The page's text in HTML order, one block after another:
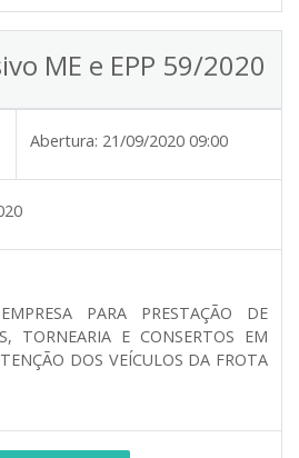
ME e EPP 59/2020
Abertura: 21/09/2020 09:00
PARA PRESTAÇÃO DE
TORNEARIA E CONSERTOS EM
DOS VEÍCULOS DA FROTA